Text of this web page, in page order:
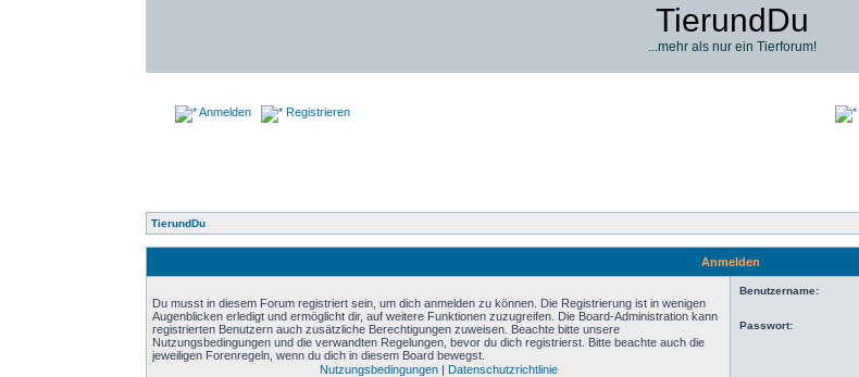
TierundDu
...mehr als nur ein Tierforum!
Anmelden Registrieren
TierundDu
Anmelden
Du musst in diesem Forum registriert sein, um dich anmelden zu können. Die Registrierung ist in wenigen
Augenblicken erledigt und ermöglicht dir, auf weitere Funktionen zuzugreifen. Die Board-Administration kann
registrierten Benutzern auch zusätzliche Berechtigungen zuweisen. Beachte bitte unsere
Nutzungsbedingungen und die verwandten Regelungen, bevor du dich registrierst. Bitte beachte auch die
jeweiligen Forenregeln, wenn du dich in diesem Board bewegst.
Nutzungsbedingungen| Datenschutzrichtlinie
Benutzername:
Passwort: